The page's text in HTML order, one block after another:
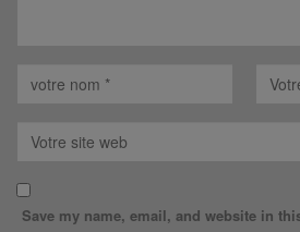
Save my name, email, and website in